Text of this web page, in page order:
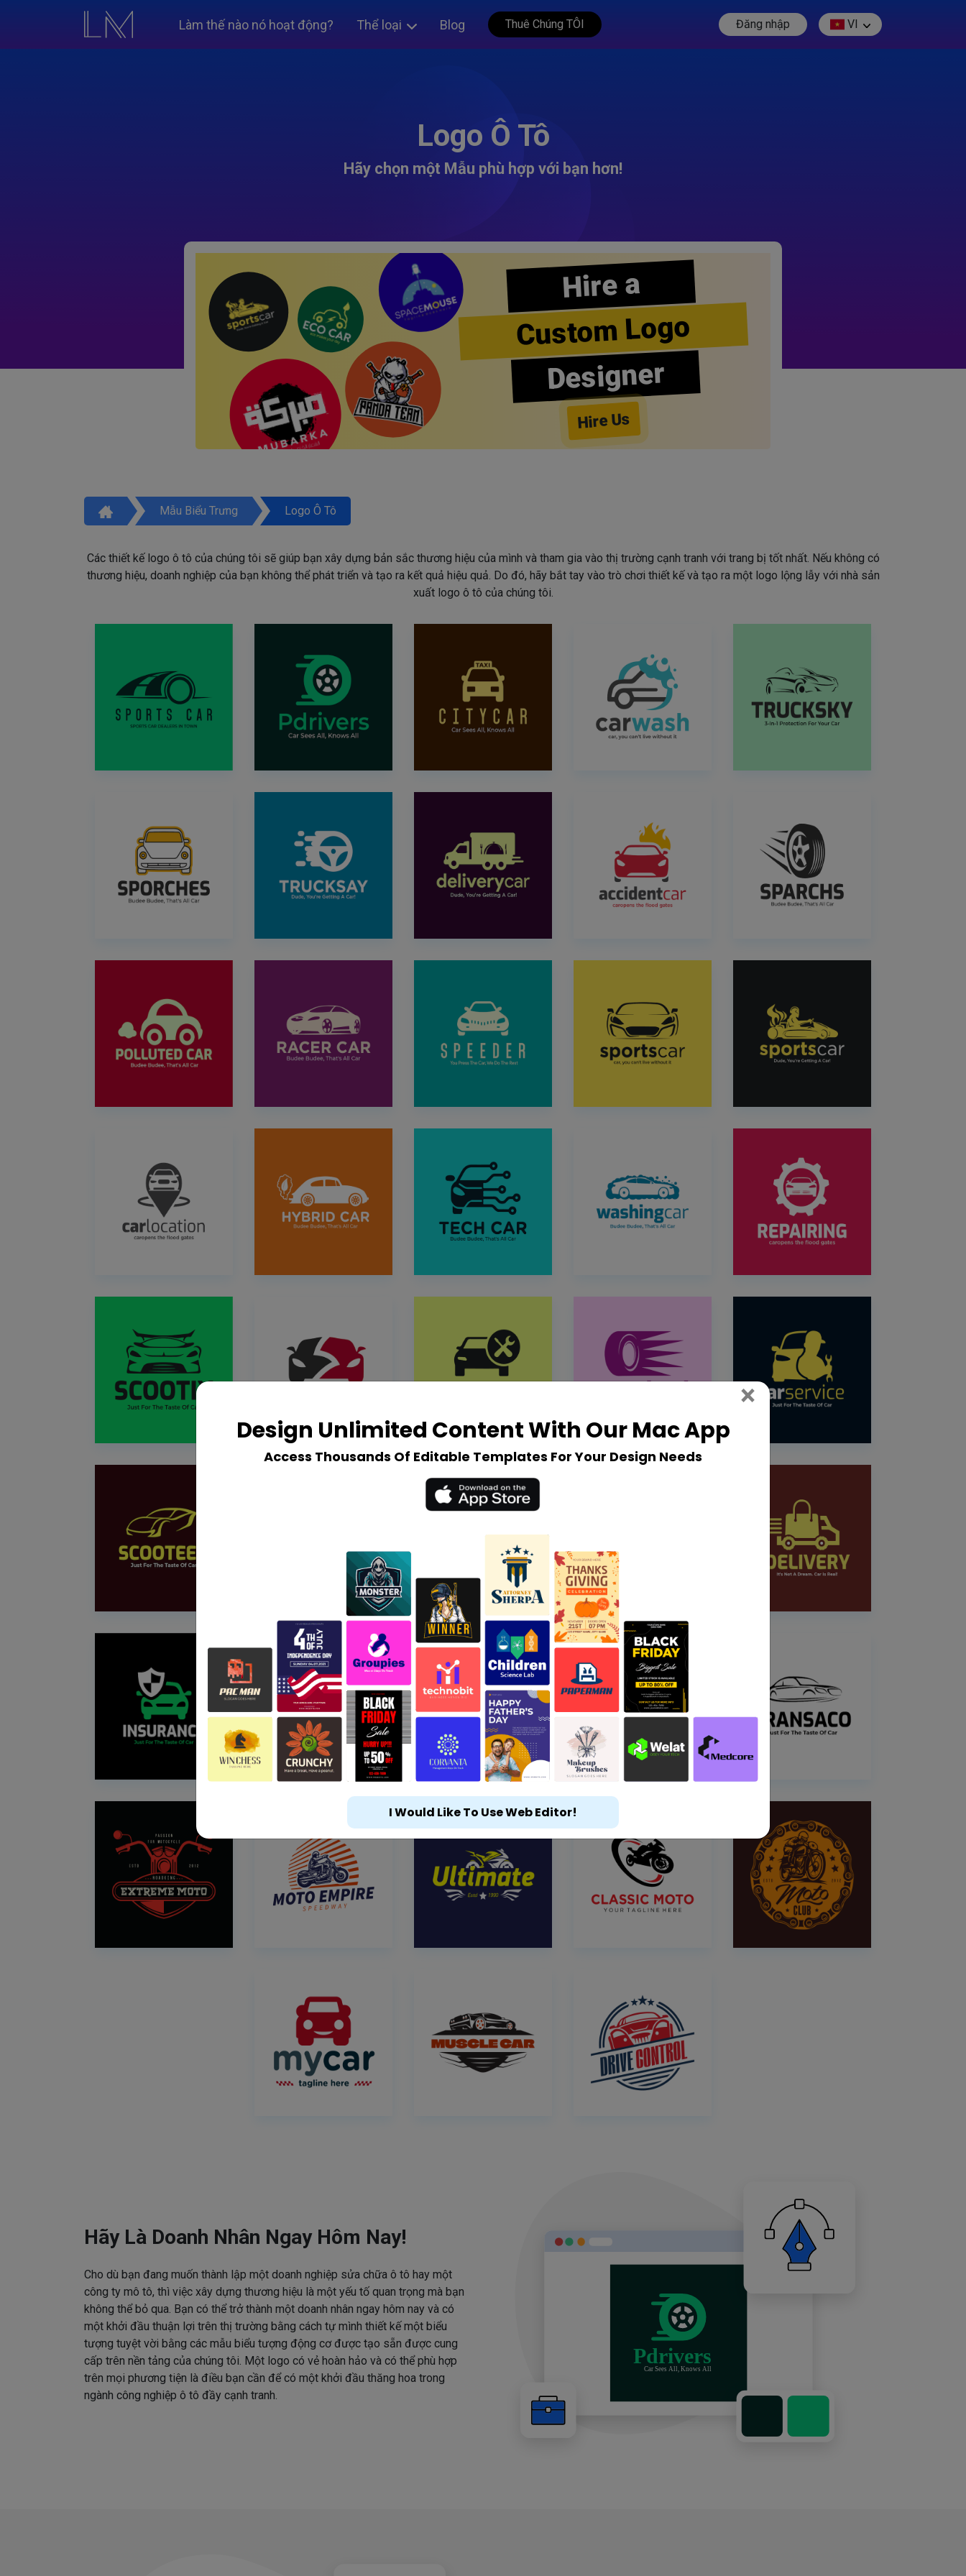
Làm thế nào nó hoạt động? Thể loại Blog Thuê Chúng TÔI Đăng nhập VI
Logo Ô Tô
Hãy chọn một Mẫu phù hợp với bạn hơn!
Hire a
Custom Logo
Designer
Hire Us
Mẫu Biểu Trưng Logo Ô Tô
Các thiết kế logo ô tô của chúng tôi sẽ giúp bạn xây dựng bản sắc thương hiệu của mình và tham gia vào thị trường cạnh tranh với trang bị tốt nhất. Nếu không có
thương hiệu, doanh nghiệp của bạn không thể phát triển và tạo ra kết quả hiệu quả. Do đó, hãy bắt tay vào trò chơi thiết kế và tạo ra một logo lộng lẫy với nhà sản
xuất logo ô tô của chúng tôi.
Hãy Là Doanh Nhân Ngay Hôm Nay!
Cho dù bạn đang muốn thành lập một doanh nghiệp sửa chữa ô tô hay một
công ty mô tô, thì việc xây dựng thương hiệu là một yếu tố quan trọng mà bạn
không thể bỏ qua. Bạn có thể trở thành một doanh nhân ngay hôm nay và có
một khởi đầu thuận lợi trên thị trường bằng cách tự mình thiết kế một biểu
tượng tuyệt vời bằng các mẫu biểu tượng động cơ được tạo sẵn được cung
cấp trên nền tảng của chúng tôi. Một logo có vẻ hoàn hảo và có thể phù hợp
trên mọi phương tiện là điều bạn cần để có một khởi đầu thăng hoa trong
ngành công nghiệp ô tô đầy cạnh tranh.
Design Unlimited Content With Our Mac App
Access Thousands Of Editable Templates For Your Design Needs
× Close
I Would Like To Use Web Editor!